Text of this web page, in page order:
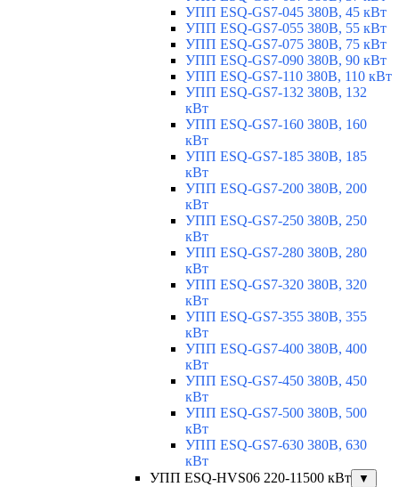
УПП ESQ-GS7-045 380В, 45 кВт
УПП ESQ-GS7-055 380В, 55 кВт
УПП ESQ-GS7-075 380В, 75 кВт
УПП ESQ-GS7-090 380В, 90 кВт
УПП ESQ-GS7-110 380В, 110 кВт
УПП ESQ-GS7-132 380В, 132
кВт
УПП ESQ-GS7-160 380В, 160
кВт
УПП ESQ-GS7-185 380В, 185
кВт
УПП ESQ-GS7-200 380В, 200
кВт
УПП ESQ-GS7-250 380В, 250
кВт
УПП ESQ-GS7-280 380В, 280
кВт
УПП ESQ-GS7-320 380В, 320
кВт
УПП ESQ-GS7-355 380В, 355
кВт
УПП ESQ-GS7-400 380В, 400
кВт
УПП ESQ-GS7-450 380В, 450
кВт
УПП ESQ-GS7-500 380В, 500
кВт
УПП ESQ-GS7-630 380В, 630
кВт
УПП ESQ-HVS06 220-11500 кВт
▼